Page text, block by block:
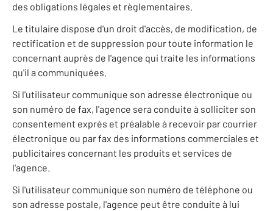
des obligations légales et règlementaires.
Le titulaire dispose d'un droit d'accès, de modification, de
rectification et de suppression pour toute information le
concernant auprès de l'agence qui traite les informations
qu'il a communiquées.
Si l'utilisateur communique son adresse électronique ou
son numéro de fax, l'agence sera conduite à solliciter son
consentement exprès et préalable à recevoir par courrier
électronique ou par fax des informations commerciales et
publicitaires concernant les produits et services de
l'agence.
Si l'utilisateur communique son numéro de téléphone ou
son adresse postale, l'agence peut être conduite à lui